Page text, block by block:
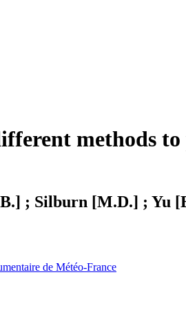
methods
; Silburn [M.D.] ; Yu
de Météo-France